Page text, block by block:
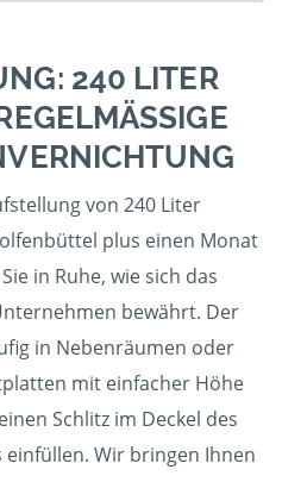
240 LITER
F
von 240 Liter
plus einen Monat
in Ruhe, wie sich das
bewährt. Der
in Nebenräumen oder
mit einfacher Höhe
Schlitz im Deckel des
Wir bringen Ihnen